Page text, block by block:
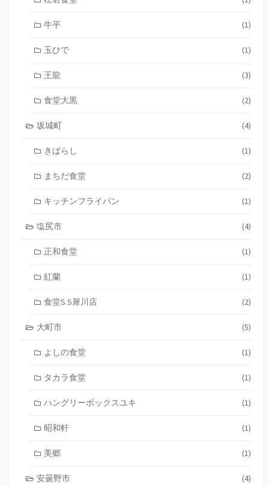
牛平 (1)
玉ひで (1)
王龍 (3)
食堂大黒 (2)
坂城町 (4)
きばらし (1)
まちだ食堂 (2)
キッチンフライパン (1)
塩尻市 (4)
正和食堂 (1)
紅蘭 (1)
食堂S.S犀川店 (2)
大町市 (5)
よしの食堂 (1)
タカラ食堂 (1)
ハングリーボックスユキ (1)
昭和軒 (1)
美郷 (1)
安曇野市 (4)